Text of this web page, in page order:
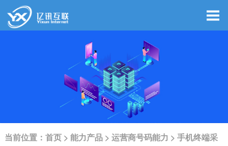
当前位置： 首页> 能力产品> 运营商号码能力 > 手机终端采